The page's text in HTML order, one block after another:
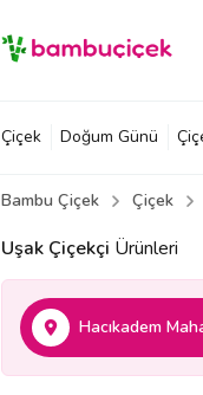
Çiçek Doğum Günü
Bambu Çiçek Çiçek
Uşak Çiçekçi Ürünleri
Hacıkadem